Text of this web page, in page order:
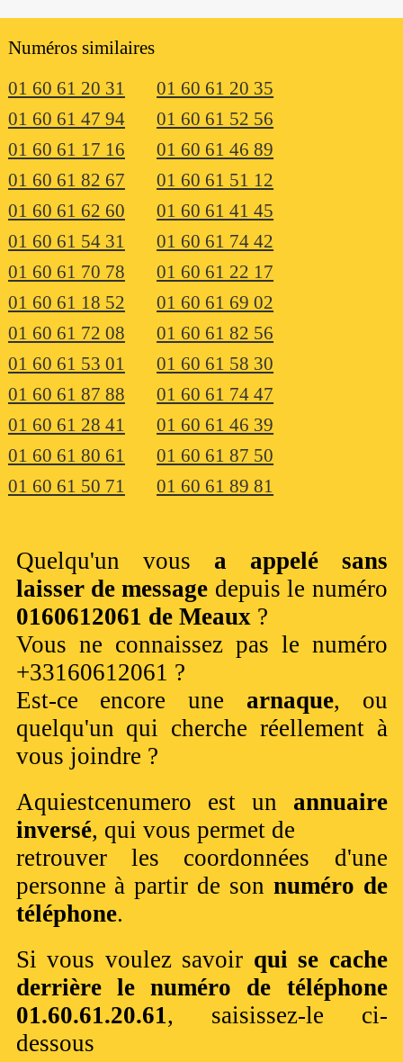
Numéros similaires
01 60 61 20 31
01 60 61 20 35
01 60 61 47 94
01 60 61 52 56
01 60 61 17 16
01 60 61 46 89
01 60 61 82 67
01 60 61 51 12
01 60 61 62 60
01 60 61 41 45
01 60 61 54 31
01 60 61 74 42
01 60 61 70 78
01 60 61 22 17
01 60 61 18 52
01 60 61 69 02
01 60 61 72 08
01 60 61 82 56
01 60 61 53 01
01 60 61 58 30
01 60 61 87 88
01 60 61 74 47
01 60 61 28 41
01 60 61 46 39
01 60 61 80 61
01 60 61 87 50
01 60 61 50 71
01 60 61 89 81
Quelqu'un vous a appelé sans
laisser de message depuis le numéro
0160612061 de Meaux?
Vous ne connaissez pas le numéro
+33160612061 ?
Est-ce encore une arnaque, ou
quelqu'un qui cherche réellement à
vous joindre ?
Aquiestcenumero est un annuaire
inversé, qui vous permet de
retrouver les coordonnées d'une
personne à partir de son numéro de
téléphone.
Si vous voulez savoir qui se cache
derrière le numéro de téléphone
01.60.61.20.61, saisissez-le ci-
dessous